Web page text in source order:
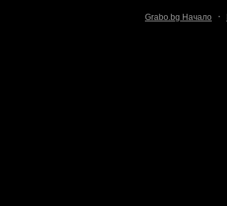
Grabo.bg Начало ·